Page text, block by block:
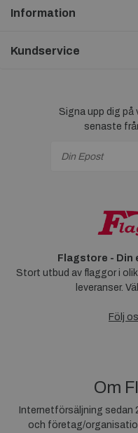
Information
Kundservice
Signa upp dig
senaste
Flagstore - Din
Stort utbud av flaggor i
leveranser.
Följ
Om
Internetförsäljning sedan
och företag/